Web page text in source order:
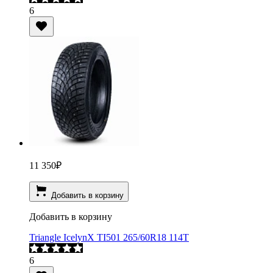
6
11 350₽
Добавить в корзину
Добавить в корзину
Triangle IcelynX TI501 265/60R18 114T
6